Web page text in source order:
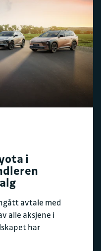
i
avtale med
alle aksjene i
har